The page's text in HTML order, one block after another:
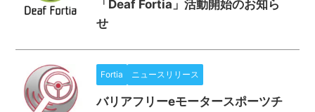
「Deaf Fortia」活動開始のお知ら
せ
Fortia ニュースリリース
バリアフリーeモータースポーツチ